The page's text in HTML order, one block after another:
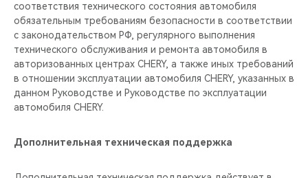
соответствия технического состояния автомобиля
обязательным требованиям безопасности в соответствии
с законодательством РФ, регулярного выполнения
технического обслуживания и ремонта автомобиля в
авторизованных центрах CHERY, а также иных требований
в отношении эксплуатации автомобиля CHERY, указанных в
данном Руководстве и Руководстве по эксплуатации
автомобиля CHERY.
Дополнительная техническая поддержка